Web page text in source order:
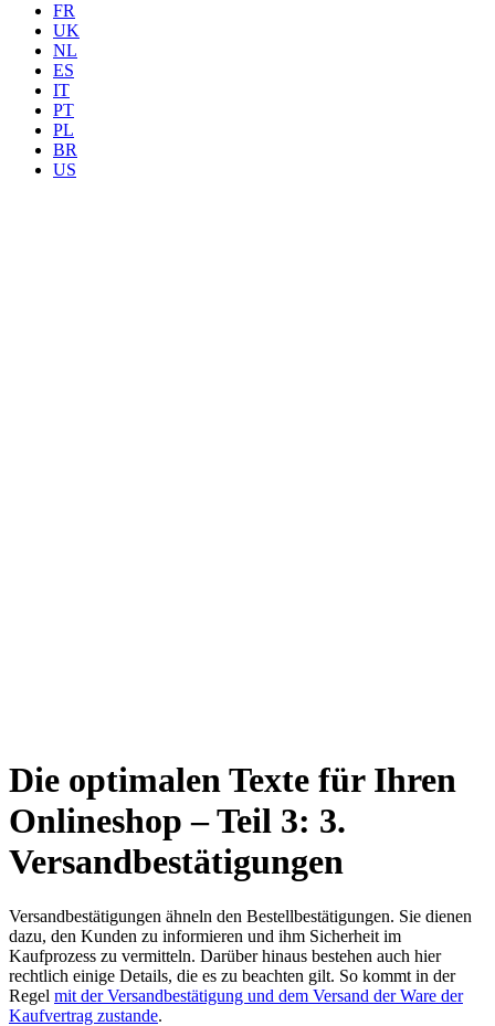
FR
UK
NL
ES
IT
PT
PL
BR
US
Die optimalen Texte für Ihren
Onlineshop – Teil 3: 3.
Versandbestätigungen
Versandbestätigungen ähneln den Bestellbestätigungen. Sie dienen
dazu, den Kunden zu informieren und ihm Sicherheit im
Kaufprozess zu vermitteln. Darüber hinaus bestehen auch hier
rechtlich einige Details, die es zu beachten gilt. So kommt in der
Regel mit der Versandbestätigung und dem Versand der Ware der
Kaufvertrag zustande.